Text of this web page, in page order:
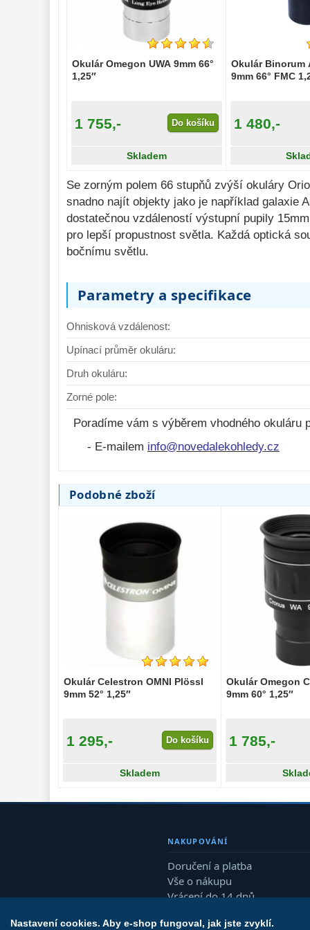
dalekohledy
Binokulární
Dálkoměry a Noční
mikroskopů
Foto stativy 10
Ostatní
Bazar 11
Okulár Omegon UWA 9mm 66°
1,25″
1 755,- Do košíku
Skladem
Okulár Binorum
9mm 66° FMC
1 480,-
Okulár TS Optics WA 8mm 70°
1,25″
2 100,-
Se zorným polem 66 stupňů zvýší okuláry
snadno najít objekty jako je například galaxie
dostatečnou vzdáleností výstupní pupily
pro lepší propustnost světla. Každá optická
bočnímu světlu.
Parametry a specifikace
Ohnisková vzdálenost:
Upínací průměr okuláru:
Druh okuláru:
Zorné pole:
Poradíme vám s výběrem vhodného okuláru
- E-mailem info@novedalekohledy.cz
Podobné zboží
Okulár Celestron OMNI Plössl
9mm 52° 1,25″
1 295,- Do košíku
Skladem
Okulár Omegon
9mm 60° 1,25″
1 785,-
NAKUPOVÁNÍ
Doručení a platba
Vše o nákupu
Vrácení do 14 dnů
Nastavení cookies. Aby e-shop fungoval, jak jste zvyklí.